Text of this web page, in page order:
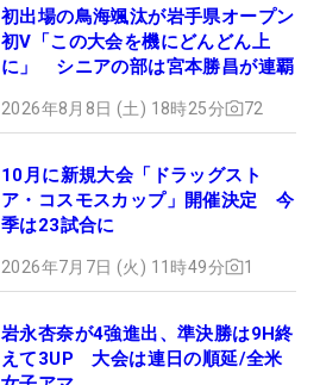
初出場の鳥海颯汰が岩手県オープン
初V「この大会を機にどんどん上
に」 シニアの部は宮本勝昌が連覇
2026年8月8日 (土) 18時25分 72
10月に新規大会「ドラッグスト
ア・コスモスカップ」開催決定 今
季は23試合に
2026年7月7日 (火) 11時49分 1
岩永杏奈が4強進出、準決勝は9H終
えて3UP 大会は連日の順延/全米